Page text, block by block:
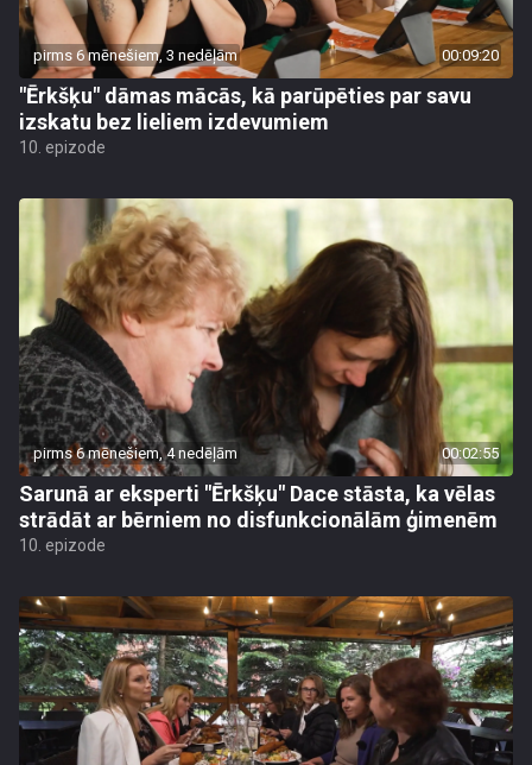
pirms 6 mēnešiem, 3 nedēļām 00:09:20
"Ērkšķu" dāmas mācās, kā parūpēties par savu
izskatu bez lieliem izdevumiem
10. epizode
pirms 6 mēnešiem, 4 nedēļām 00:02:55
Sarunā ar eksperti "Ērkšķu" Dace stāsta, ka vēlas
strādāt ar bērniem no disfunkcionālām ģimenēm
10. epizode